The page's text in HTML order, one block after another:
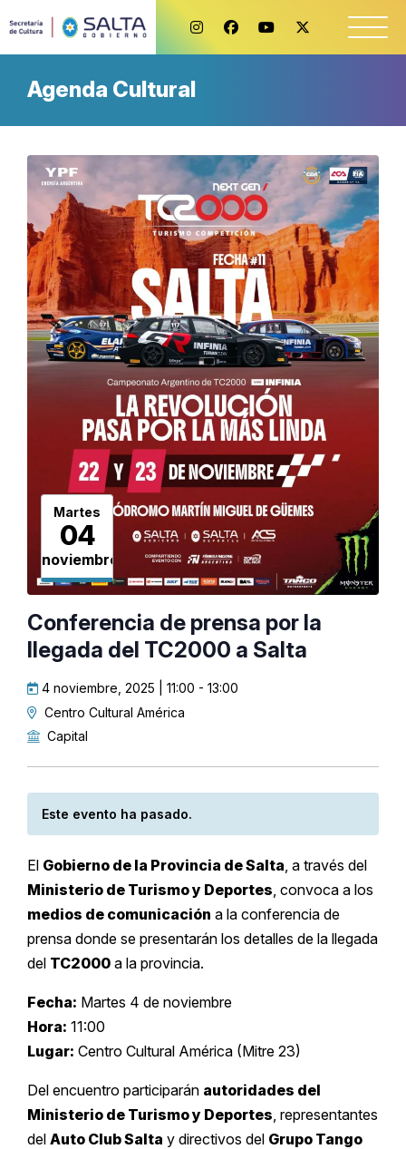
Agenda Cultural
Martes
04
noviembre
Conferencia de prensa por la
llegada del TC2000 a Salta
4 noviembre, 2025 | 11:00 - 13:00
Centro Cultural América
Capital
Este evento ha pasado.
El Gobierno de la Provincia de Salta, a través del
Ministerio de Turismo y Deportes, convoca a los
medios de comunicación a la conferencia de
prensa donde se presentarán los detalles de la llegada
del TC2000 a la provincia.
Fecha: Martes 4 de noviembre
Hora: 11:00
Lugar: Centro Cultural América (Mitre 23)
Del encuentro participarán autoridades del
Ministerio de Turismo y Deportes, representantes
del Auto Club Salta y directivos del Grupo Tango